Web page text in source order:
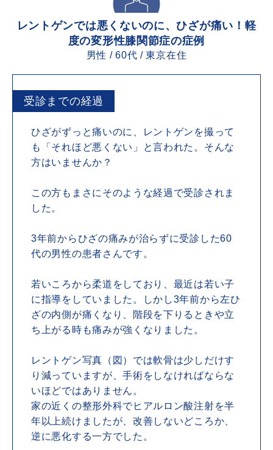
レントゲンでは悪くないのに、ひざが痛い！軽
度の変形性膝関節症の症例
男性 / 60代 / 東京在住
受診までの経過
ひざがずっと痛いのに、レントゲンを撮って
も「それほど悪くない」と言われた。そんな
方はいませんか？
この方もまさにそのような経過で受診されま
した。
3年前からひざの痛みが治らずに受診した60
代の男性の患者さんです。
若いころから柔道をしており、最近は若い子
に指導をしていました。しかし3年前から左ひ
ざの内側が痛くなり、階段を下りるときや立
ち上がる時も痛みが強くなりました。
レントゲン写真（図）では軟骨は少しだけす
り減っていますが、手術をしなければならな
いほどではありません。
家の近くの整形外科でヒアルロン酸注射を半
年以上続けましたが、改善しないどころか、
逆に悪化する一方でした。